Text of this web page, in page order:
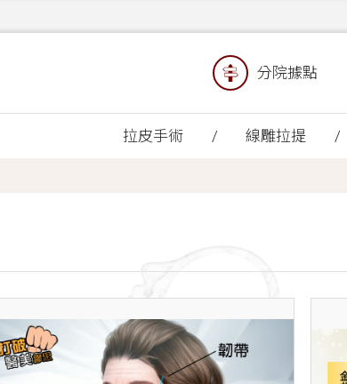
分院據點
拉皮手術 線雕拉提